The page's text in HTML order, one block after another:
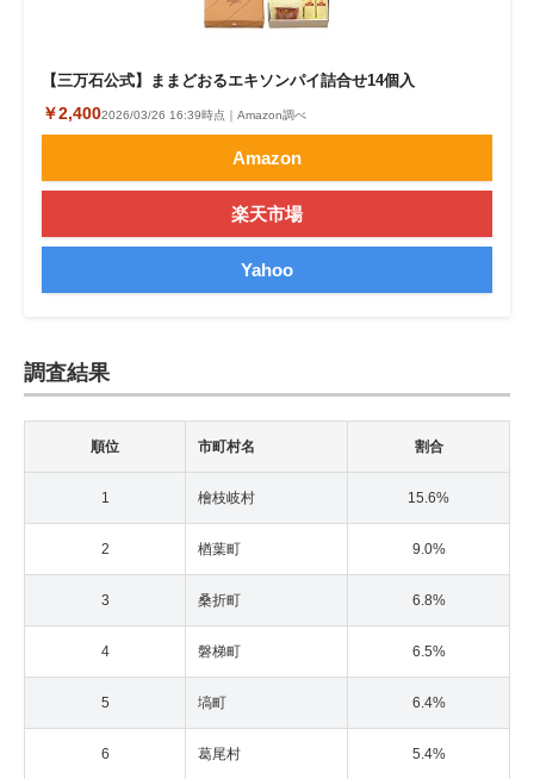
【三万石公式】ままどおるエキソンパイ詰合せ14個入
￥2,4002026/03/26 16:39時点｜Amazon調べ
Amazon
楽天市場
Yahoo
調査結果
順位 市町村名 割合
1 檜枝岐村 15.6%
2 楢葉町 9.0%
3 桑折町 6.8%
4 磐梯町 6.5%
5 塙町 6.4%
6 葛尾村 5.4%